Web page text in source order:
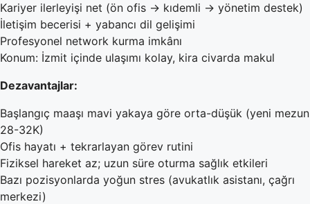
Kariyer ilerleyişi net (ön ofis → kıdemli → yönetim destek)
İletişim becerisi + yabancı dil gelişimi
Profesyonel network kurma imkânı
Konum: İzmit içinde ulaşımı kolay, kira civarda makul
Dezavantajlar:
Başlangıç maaşı mavi yakaya göre orta-düşük (yeni mezun
28-32K)
Ofis hayatı + tekrarlayan görev rutini
Fiziksel hareket az; uzun süre oturma sağlık etkileri
Bazı pozisyonlarda yoğun stres (avukatlık asistanı, çağrı
merkezi)